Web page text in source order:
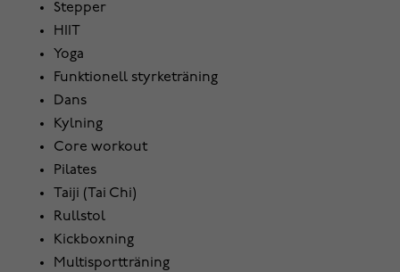
Stepper
HIIT
Yoga
Funktionell styrketräning
Dans
Kylning
Core workout
Pilates
Taiji (Tai Chi)
Rullstol
Kickboxning
Multisportträning